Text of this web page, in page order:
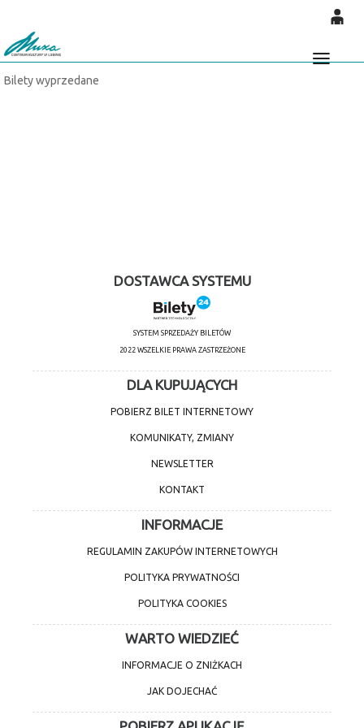
Bilety wyprzedane
DOSTAWCA SYSTEMU
SYSTEM SPRZEDAŻY BILETÓW
2022 WSZELKIE PRAWA ZASTRZEŻONE
DLA KUPUJĄCYCH
POBIERZ BILET INTERNETOWY
KOMUNIKATY, ZMIANY
NEWSLETTER
KONTAKT
INFORMACJE
REGULAMIN ZAKUPÓW INTERNETOWYCH
POLITYKA PRYWATNOŚCI
POLITYKA COOKIES
WARTO WIEDZIEĆ
INFORMACJE O ZNIŻKACH
JAK DOJECHAĆ